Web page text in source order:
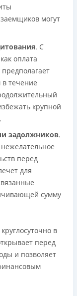
могут
. С
оплата
предполагает
в течение
крупной
задолжников.
перед
для
сумму
в
перед
и позволяет